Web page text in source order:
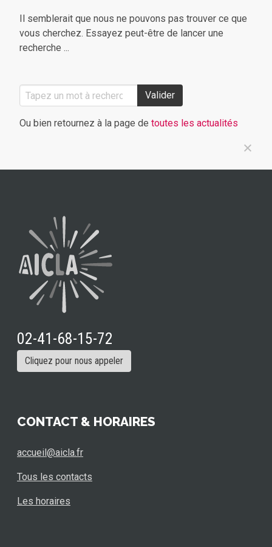
Il semblerait que nous ne pouvons pas trouver ce que
vous cherchez. Essayez peut-être de lancer une
recherche ...
Valider
Ou bien retournez à la page de toutes les actualités
02-41-68-15-72
Cliquez pour nous appeler
CONTACT & HORAIRES
accueil@aicla.fr
Tous les contacts
Les horaires